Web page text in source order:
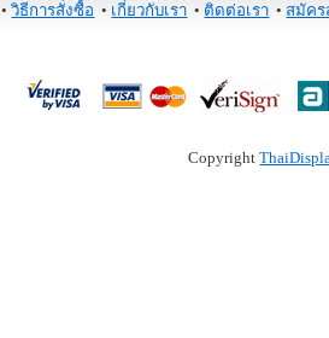
•วิธีการสั่งซื้อ • เกี่ยวกับเรา • ติดต่อเรา • สมัค
Copyright